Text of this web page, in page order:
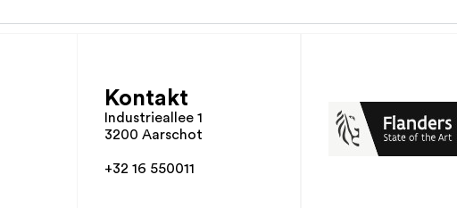
Kontakt
Industrieallee 1
3200 Aarschot
+32 16 550011